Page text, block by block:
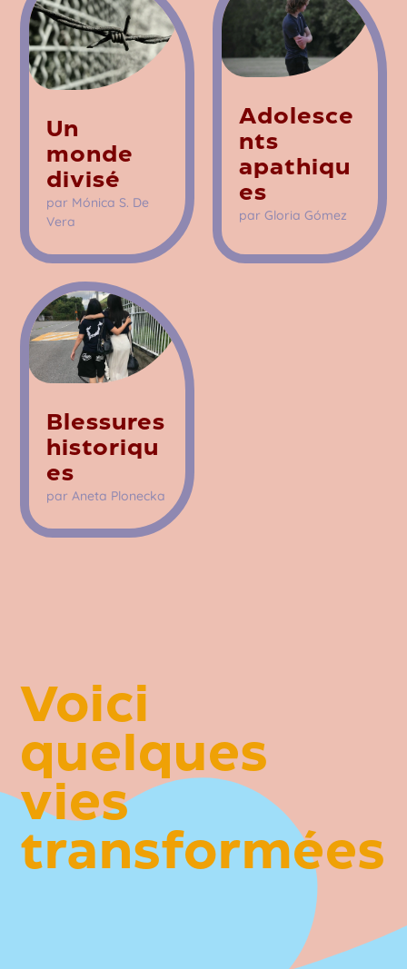
Un
monde
divisé
par Mónica S. De
Vera
Adolesce
nts
apathiqu
es
par Gloria Gómez
Blessures
historiqu
es
parAneta Plonecka
Voici
quelques
vies
transformées